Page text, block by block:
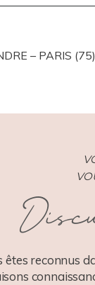
– PARIS (75)
êtes reconnus